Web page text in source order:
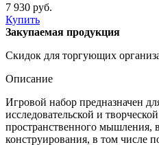
7 930 руб.
Купить
Закупаемая продукция
Скидок для торгующих
Описание
Игровой набор предназначен
исследовательской и
пространственного мышления,
конструирования, в том числе